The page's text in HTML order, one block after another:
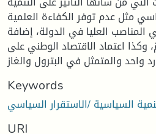
مثل عدم توفر الكفاءة العلمية
العليا في الدولة، إضافة
وكذا اعتماد الاقتصاد الوطني على
Keywords
السياسية /الاستقرار السياسي
URI